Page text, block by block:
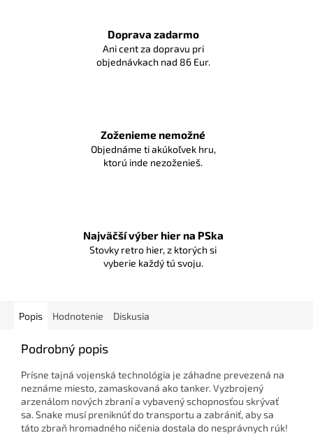
Doprava zadarmo
Ani cent za dopravu pri
objednávkach nad 86 Eur.
Zoženieme nemožné
Objednáme ti akúkoľvek hru,
ktorú inde nezoženieš.
Najväčší výber hier na PSka
Stovky retro hier, z ktorých si
vyberie každý tú svoju.
Popis Hodnotenie Diskusia
Podrobný popis
Prísne tajná vojenská technológia je záhadne prevezená na
neznáme miesto, zamaskovaná ako tanker. Vyzbrojený
arzenálom nových zbraní a vybavený schopnosťou skrývať
sa. Snake musí preniknúť do transportu a zabrániť, aby sa
táto zbraň hromadného ničenia dostala do nesprávnych rúk!